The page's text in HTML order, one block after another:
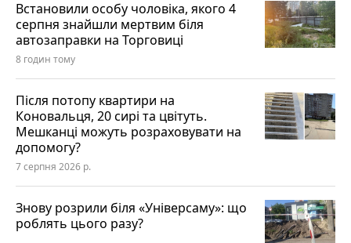
Встановили особу чоловіка, якого 4
серпня знайшли мертвим біля
автозаправки на Торговиці
8 годин тому
Після потопу квартири на
Коновальця, 20 сирі та цвітуть.
Мешканці можуть розраховувати на
допомогу?
7 серпня 2026 р.
Знову розрили біля «Універсаму»: що
роблять цього разу?